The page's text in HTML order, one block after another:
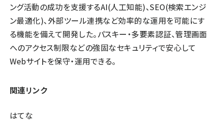
ング活動の成功を支援するAI(人工知能)、SEO(検索エンジ
ン最適化)、外部ツール連携など効率的な運用を可能にす
る機能を備えて開発した。パスキー・多要素認証、管理画面
へのアクセス制限などの強固なセキュリティで安心して
Webサイトを保守・運用できる。
関連リンク
はてな